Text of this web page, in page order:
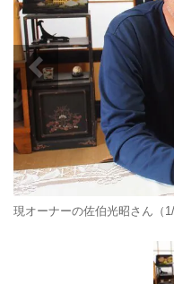
現オーナーの佐伯光昭さん（1/